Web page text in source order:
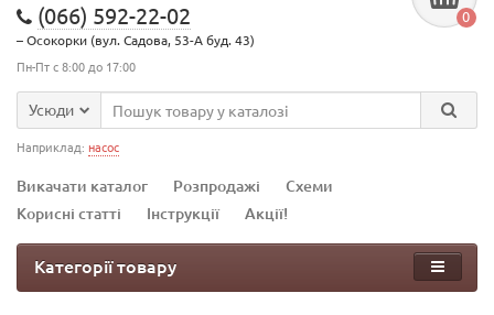
(066) 592-22-02
– Осокорки (вул. Садова, 53-А буд. 43)
Пн-Пт с 8:00 до 17:00
0
Усюди
Наприклад: насос
Викачати каталог Розпродажі
Схеми
Корисні статті
Інструкції Акції!
Категорії товару